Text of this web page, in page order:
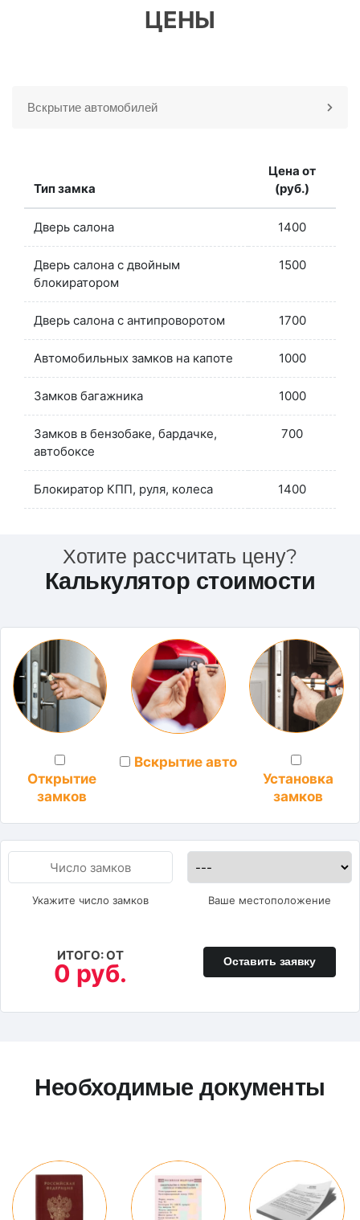
ЦЕНЫ
Вскрытие автомобилей
Тип замка
Цена от
(руб.)
Дверь салона 1400
Дверь салона с двойным
блокиратором
1500
Дверь салона с антипроворотом 1700
Автомобильных замков на капоте 1000
Замков багажника 1000
Замков в бензобаке, бардачке,
автобоксе
700
Блокиратор КПП, руля, колеса 1400
Хотите рассчитать цену?
Калькулятор стоимости
Открытие
замков
Вскрытие авто
Установка
замков
Укажите число замков Ваше местоположение
ИТОГО: ОТ
0 руб. Оставить заявку
Необходимые документы